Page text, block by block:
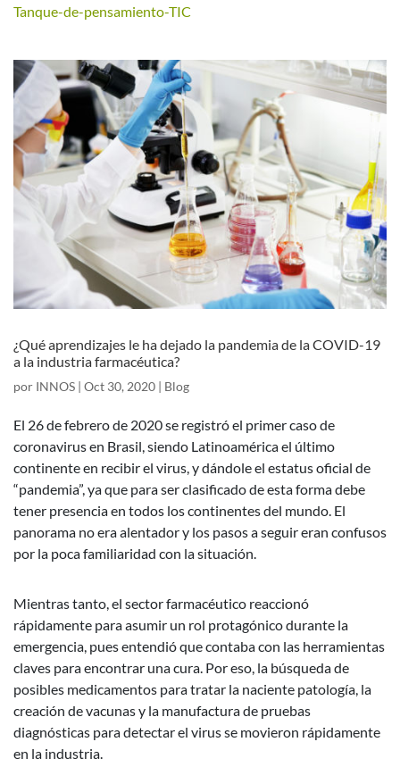
Tanque-de-pensamiento-TIC
¿Qué aprendizajes le ha dejado la pandemia de la COVID-19
a la industria farmacéutica?
por INNOS | Oct 30, 2020 | Blog
El 26 de febrero de 2020 se registró el primer caso de
coronavirus en Brasil, siendo Latinoamérica el último
continente en recibir el virus, y dándole el estatus oficial de
“pandemia”, ya que para ser clasificado de esta forma debe
tener presencia en todos los continentes del mundo. El
panorama no era alentador y los pasos a seguir eran confusos
por la poca familiaridad con la situación.
Mientras tanto, el sector farmacéutico reaccionó
rápidamente para asumir un rol protagónico durante la
emergencia, pues entendió que contaba con las herramientas
claves para encontrar una cura. Por eso, la búsqueda de
posibles medicamentos para tratar la naciente patología, la
creación de vacunas y la manufactura de pruebas
diagnósticas para detectar el virus se movieron rápidamente
en la industria.